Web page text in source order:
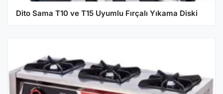
Dito Sama T10 ve T15 Uyumlu Fırçalı Yıkama Diski